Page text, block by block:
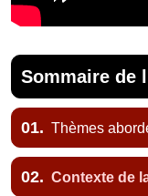
Sommaire de
01. Thèmes
02. Contexte de